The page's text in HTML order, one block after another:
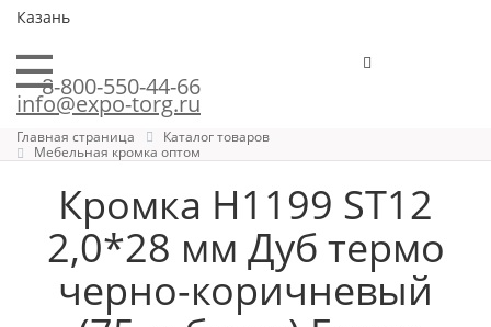
Казань
8-800-550-44-66
info@expo-torg.ru
Главная страница
Каталог товаров
Мебельная кромка оптом
Кромка H1199 ST12
2,0*28 мм Дуб термо
черно-коричневый